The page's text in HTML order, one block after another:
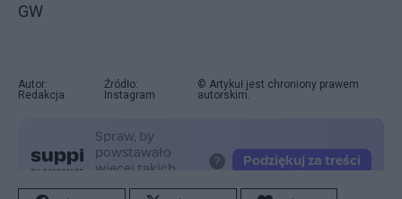
GW
Autor:
Redakcja
Źródło:
Instagram
© Artykuł jest chroniony prawem
autorskim.